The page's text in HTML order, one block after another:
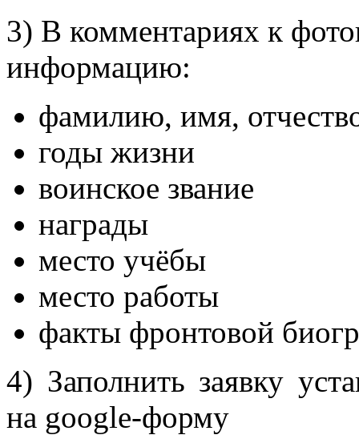
3) В комментариях к
информацию:
фамилию, имя,
годы жизни
воинское звание
награды
место учёбы
место работы
факты фронтовой
4) Заполнить заявку
на google-форму